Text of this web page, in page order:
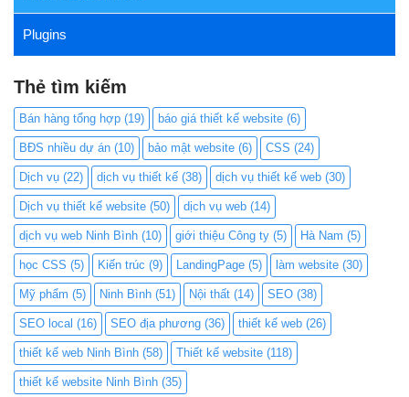
Plugins
Thẻ tìm kiếm
Bán hàng tổng hợp (19) báo giá thiết kế website (6)
BĐS nhiều dự án (10) bảo mật website (6) CSS (24)
Dịch vụ (22) dịch vụ thiết kế (38) dịch vụ thiết kế web (30)
Dịch vụ thiết kế website (50) dịch vụ web (14)
dịch vụ web Ninh Bình (10) giới thiệu Công ty (5) Hà Nam (5)
học CSS (5) Kiến trúc (9) LandingPage (5) làm website (30)
Mỹ phẩm (5) Ninh Bình (51) Nội thất (14) SEO (38)
SEO local (16) SEO địa phương (36) thiết kế web (26)
thiết kế web Ninh Bình (58) Thiết kế website (118)
thiết kế website Ninh Bình (35)